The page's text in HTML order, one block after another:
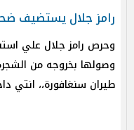
رامز جلال يستضيف
وحرص رامز جلال علي
وصولها بخروجه من
طيران سنغافورة،، انتي